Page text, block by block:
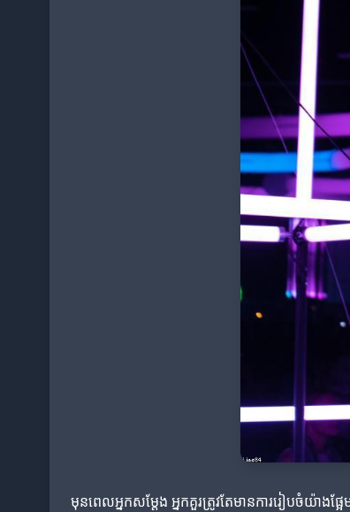
មុនពេលអ្នកសម្តែង អ្នកគួរត្រូវតែមានការរៀបចំយ៉ាង